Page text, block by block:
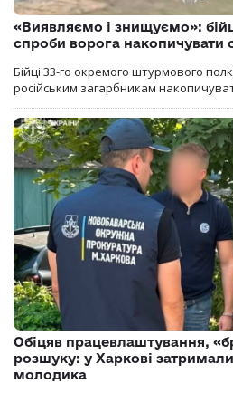
«Виявляємо і знищуємо»:
спроби ворога накопичувати
Бійці 33-го окремого штурмового
російським загарбникам
Обіцяв працевлаштування,
розшуку: у Харкові
молодика